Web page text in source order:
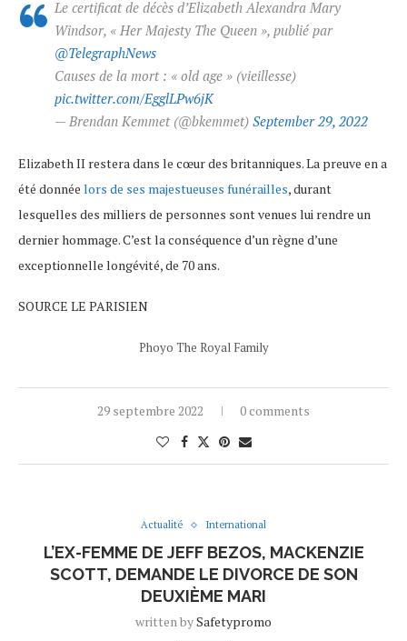
Le certificat de décès d’Elizabeth Alexandra Mary
Windsor, « Her Majesty The Queen », publié par
@TelegraphNews
Causes de la mort : « old age » (vieillesse)
pic.twitter.com/EgglLPw6jK
— Brendan Kemmet (@bkemmet) September 29, 2022
Elizabeth II restera dans le cœur des britanniques. La preuve en a
été donnée lors de ses majestueuses funérailles, durant
lesquelles des milliers de personnes sont venues lui rendre un
dernier hommage. C’est la conséquence d’un règne d’une
exceptionnelle longévité, de 70 ans.
SOURCE LE PARISIEN
Phoyo The Royal Family
29 septembre 2022 0 comments
Actualité International
L’EX-FEMME DE JEFF BEZOS, MACKENZIE
SCOTT, DEMANDE LE DIVORCE DE SON
DEUXIÈME MARI
written bySafetypromo